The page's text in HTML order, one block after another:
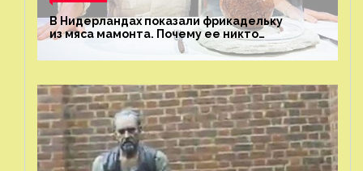
В Нидерландах показали фрикадельку
из мяса мамонта. Почему ее никто